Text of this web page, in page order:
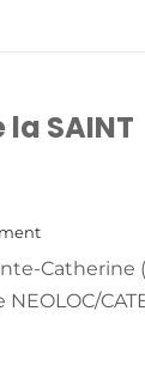
la SAINT
Catherine